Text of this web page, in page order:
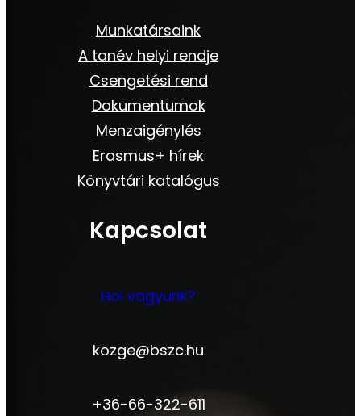
Munkatársaink
A tanév helyi rendje
Csengetési rend
Dokumentumok
Menzaigénylés
Erasmus+ hírek
Könyvtári katalógus
Kapcsolat
Hol vagyunk?
kozge@bszc.hu
+36-66-322-611